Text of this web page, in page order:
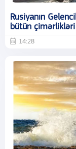
Rusiyanın
bütün çimərlikləri
14:28